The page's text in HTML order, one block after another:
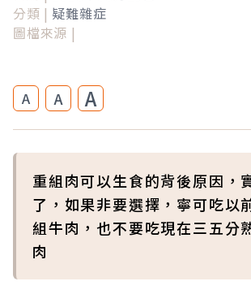
分類 | 疑難雜症
圖檔來源 |
A A A
重組肉可以生食的背後原因，
了，如果非要選擇，寧可吃以
組牛肉，也不要吃現在三五分
肉